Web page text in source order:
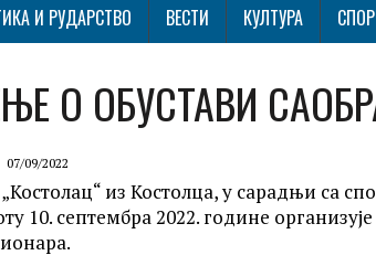
И РУДАРСТВО ВЕСТИ КУЛТУРА
О ОБУСТАВИ
07/09/2022
из Костолца, у сарадњи са
10. септембра 2022. године